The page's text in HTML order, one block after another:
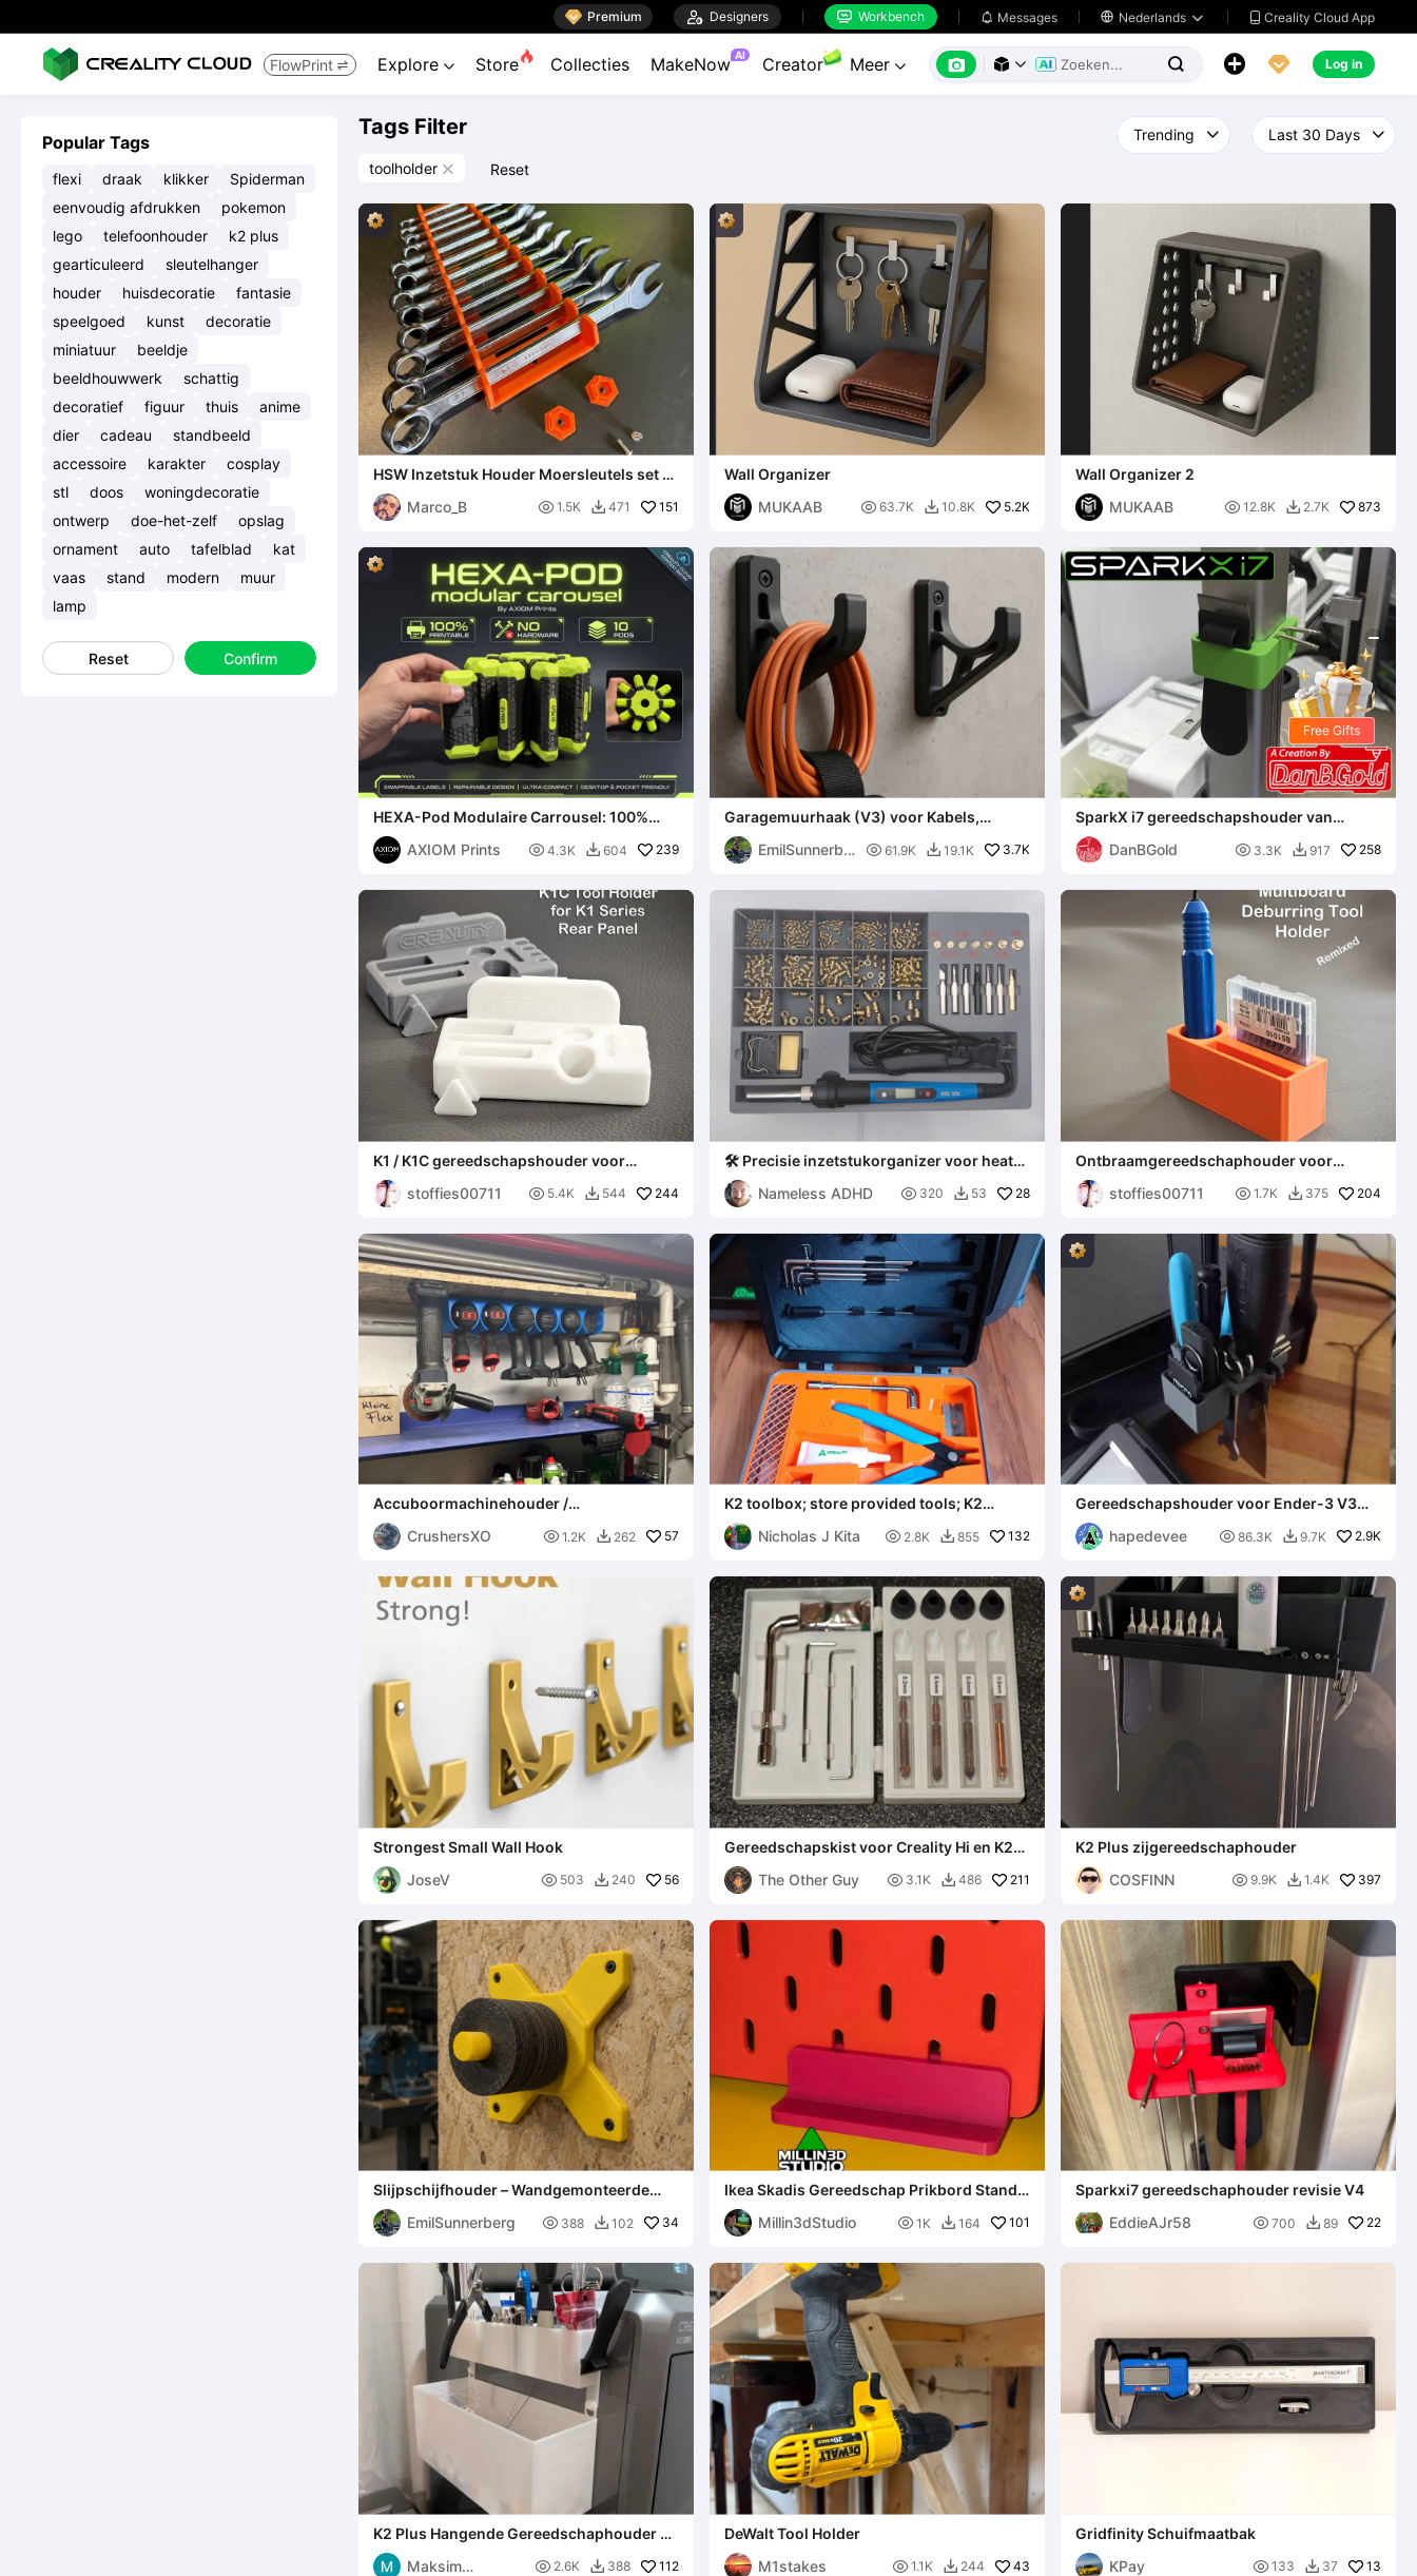
 Premium  Designers  Workbench  Messages  Nederlands   Creality Cloud App
FlowPrint  Explore  Store Collecties MakeNow AI Creator Meer        Log in
Popular Tags
flexi draak klikker
Spiderman
eenvoudig afdrukken
pokemon
lego
telefoonhouder
k2 plus
gearticuleerd
sleutelhanger
houder
huisdecoratie
fantasie
speelgoed
kunst
decoratie
miniatuur
beeldje
beeldhouwwerk
schattig
decoratief
figuur thuis
anime
dier
cadeau
standbeeld
accessoire
karakter
cosplay
stl
doos
woningdecoratie
ontwerp
doe-het-zelf
opslag
ornament
auto tafelblad
kat
vaas
stand modern
muur
lamp
Reset Confirm
Tags Filter
toolholder  Reset
HSW Inzetstuk Houder Moersleutels set 12
stuks v3.00
Marco_B
 1.5K  471 151
Wall Organizer
MUKAAB
 63.7K  10.8K 5.2K
Wall Organizer 2
MUKAAB
 12.8K  2.7K 873
HEXA-Pod Modulaire Carrousel: 100%
Printbare Oneindige Opslag
AXIOM Prints
 4.3K  604 239
Garagemuurhaak (V3) voor Kabels,
Slangen & Verlengsnoeren
EmilSunnerbe
 61.9K  19.1K 3.7K
SparkX i7 gereedschapshouder van
DanBGold
DanBGold
 3.3K  917 258
K1 / K1C gereedschapshouder voor
achterpaneel van K-serie
stoffies00711
 5.4K  544 244
🛠️ Precisie inzetstukorganizer voor heat-
set gereedschapskit
Nameless ADHD
 320  53 28
Ontbraamgereedschaphouder voor
Multiboard
stoffies00711
 1.7K  375 204
Accuboormachinehouder /
Accuboormachinehouder
CrushersXO
 1.2K  262 57
K2 toolbox; store provided tools; K2
K2combo K2pro K2plus
Nicholas J Kita
 2.8K  855 132
Gereedschapshouder voor Ender-3 V3
SE/KE (zonder support)
hapedevee
 86.3K  9.7K 2.9K
Strongest Small Wall Hook
JoseV
 503  240 56
Gereedschapskist voor Creality Hi en K2
Unicorn-nozzles
The Other Guy
 3.1K  486 211
K2 Plus zijgereedschaphouder
COSFINN
 9.9K  1.4K 397
Slijpschijfhouder – Wandgemonteerde
versterkte uitvoering
EmilSunnerberg
 388  102 34
Ikea Skadis Gereedschap Prikbord Stand -
Eenvoudig Snel en Gemakkelijk
Millin3dStudio
 1K  164 101
Sparkxi7 gereedschaphouder revisie V4
EddieAJr58
 700  89 22
K2 Plus Hangende Gereedschaphouder +
Afvalbak
Maksim
 2.6K  388 112
DeWalt Tool Holder
M1stakes
 1.1K  244 43
Gridfinity Schuifmaatbak
KPay
 133  37 13
Free Gifts